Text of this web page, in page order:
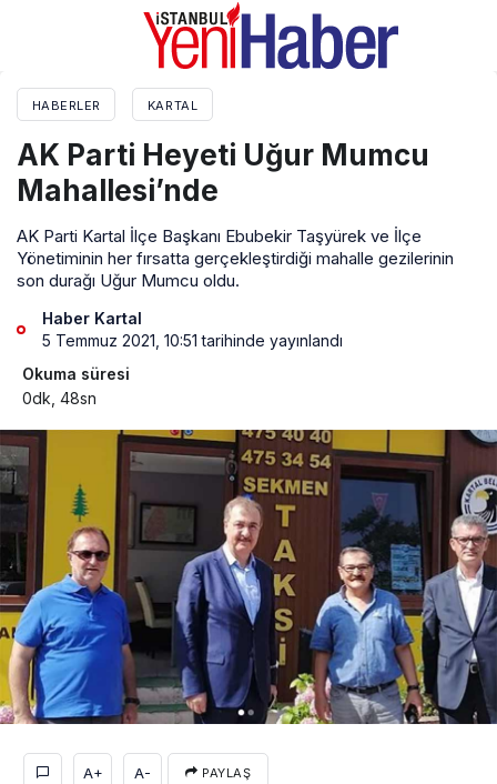
HABERLER KARTAL
AK Parti Heyeti Uğur Mumcu
Mahallesi’nde
AK Parti Kartal İlçe Başkanı Ebubekir Taşyürek ve İlçe
Yönetiminin her fırsatta gerçekleştirdiği mahalle gezilerinin
son durağı Uğur Mumcu oldu.
Haber Kartal
5 Temmuz 2021, 10:51 tarihinde yayınlandı
Okuma süresi
0dk, 48sn
A+ A- PAYLAŞ